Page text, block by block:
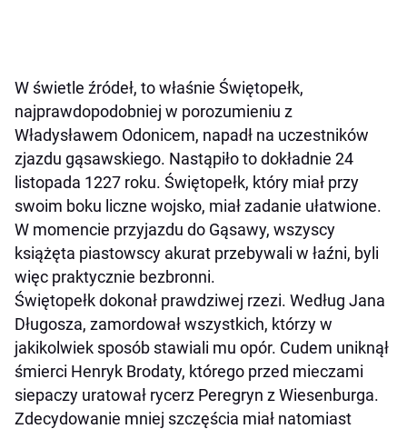
W świetle źródeł, to właśnie Świętopełk,
najprawdopodobniej w porozumieniu z
Władysławem Odonicem, napadł na uczestników
zjazdu gąsawskiego. Nastąpiło to dokładnie 24
listopada 1227 roku. Świętopełk, który miał przy
swoim boku liczne wojsko, miał zadanie ułatwione.
W momencie przyjazdu do Gąsawy, wszyscy
książęta piastowscy akurat przebywali w łaźni, byli
więc praktycznie bezbronni.
Świętopełk dokonał prawdziwej rzezi. Według Jana
Długosza, zamordował wszystkich, którzy w
jakikolwiek sposób stawiali mu opór. Cudem uniknął
śmierci Henryk Brodaty, którego przed mieczami
siepaczy uratował rycerz Peregryn z Wiesenburga.
Zdecydowanie mniej szczęścia miał natomiast